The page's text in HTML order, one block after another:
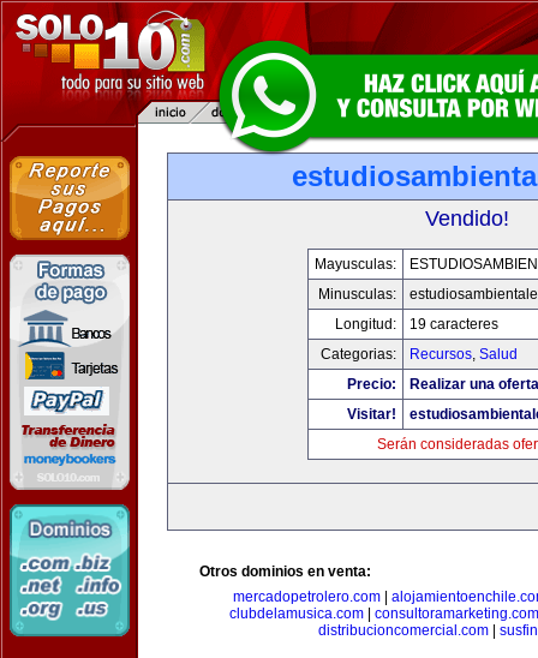
Vendido!
Mayusculas:
Minusculas:
Longitud:
19 caracteres
Categorias:
Recursos, Salud
Precio:
Realizar una
Visitar!
Serán consideradas
Otros dominios en venta:
mercadopetrolero.com|
clubdelamusica.com
consultoramarketing.com
distribucioncomercial.com